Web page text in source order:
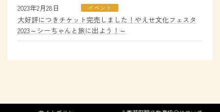
2023年2月28日 イベント
大好評につきチケット完売しました！やえせ文化フェスタ
2023～シーちゃんと旅に出よう！～